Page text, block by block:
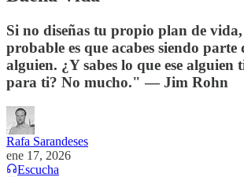
Si no diseñas tu propio plan de
probable es que acabes siendo parte
alguien. ¿Y sabes lo que ese alguien
para ti? No mucho." — Jim Rohn
Rafa Sarandeses
ene 17, 2026
Escucha